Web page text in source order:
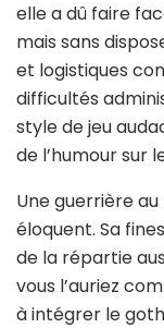
elle a dû faire
mais sans
et logistiques
difficultés
style de jeu
de l’humour sur
Une guerrière
éloquent. Sa
de la répartie
vous l’auriez
à intégrer le